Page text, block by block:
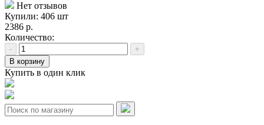
Нет отзывов
Купили: 406 шт
2386 р.
Количество:
-
+
В корзину
Купить в один клик